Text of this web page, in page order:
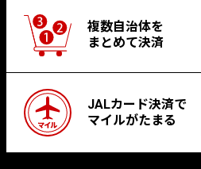
複数自治体を
まとめて決済
JALカード決済で
マイルがたまる